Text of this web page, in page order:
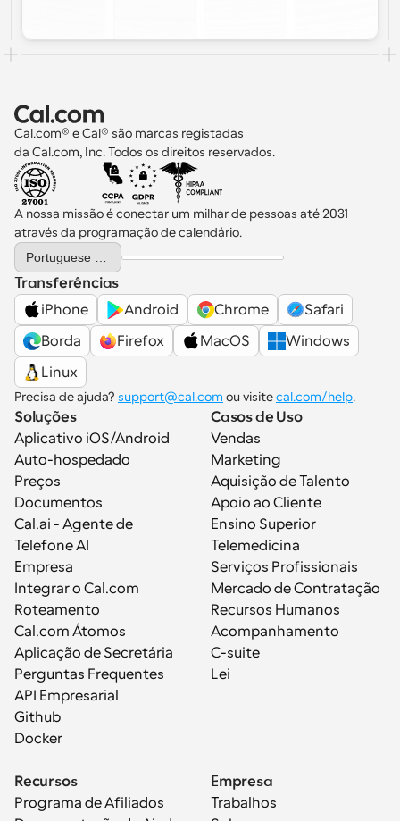
Cal.com® e Cal® são marcas registadas
da Cal.com, Inc. Todos os direitos reservados.
A nossa missão é conectar um milhar de pessoas até 2031
através da programação de calendário.
Select Language
Transferências
iPhone
Android Chrome
Safari
Borda
Firefox MacOS
Windows
Linux
Precisa de ajuda? support@cal.com ou visite cal.com/help.
Soluções
Aplicativo iOS/Android
Auto-hospedado
Preços
Documentos
Cal.ai - Agente de
Telefone AI
Empresa
Integrar o Cal.com
Roteamento
Cal.com Átomos
Aplicação de Secretária
Perguntas Frequentes
API Empresarial
Github
Docker
Casos de Uso
Vendas
Marketing
Aquisição de Talento
Apoio ao Cliente
Ensino Superior
Telemedicina
Serviços Profissionais
Mercado de Contratação
Recursos Humanos
Acompanhamento
C-suite
Lei
Recursos
Programa de Afiliados
Empresa
Trabalhos